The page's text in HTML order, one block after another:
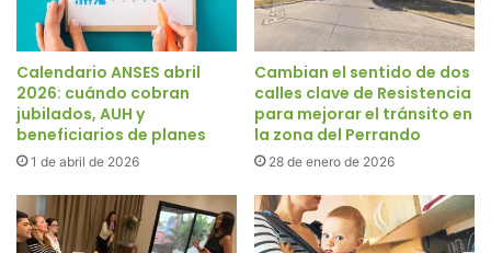
Calendario ANSES abril
2026: cuándo cobran
jubilados, AUH y
beneficiarios de planes
1 de abril de 2026
Cambian el sentido de dos
calles clave de Resistencia
para mejorar el tránsito en
la zona del Perrando
28 de enero de 2026